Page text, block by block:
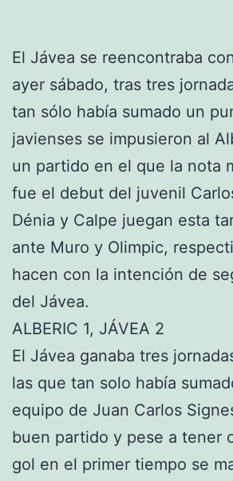
El Jávea se reencontraba
ayer sábado, tras tres
tan sólo había sumado un
javienses se impusieron al
un partido en el que la nota
fue el debut del juvenil
Dénia y Calpe juegan esta
ante Muro y Olimpic,
hacen con la intención de
del Jávea.
ALBERIC 1, JÁVEA 2
El Jávea ganaba tres
las que tan solo había
equipo de Juan Carlos
buen partido y pese a tener
gol en el primer tiempo se